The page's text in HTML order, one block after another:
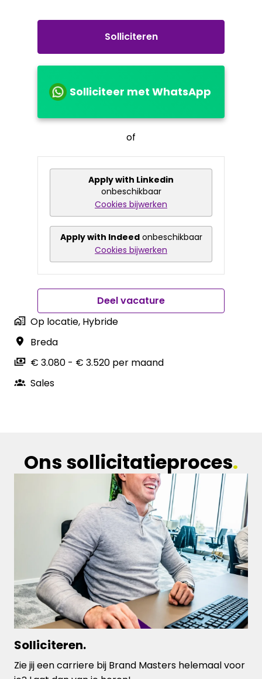
Solliciteren
Solliciteer met WhatsApp
of
Apply with Linkedin
onbeschikbaar
Cookies bijwerken
Apply with Indeed onbeschikbaar
Cookies bijwerken
Deel vacature
Op locatie, Hybride
Breda
€ 3.080 - € 3.520 per maand
Sales
Ons sollicitatieproces.
Solliciteren.
Zie jij een carriere bij Brand Masters helemaal voor